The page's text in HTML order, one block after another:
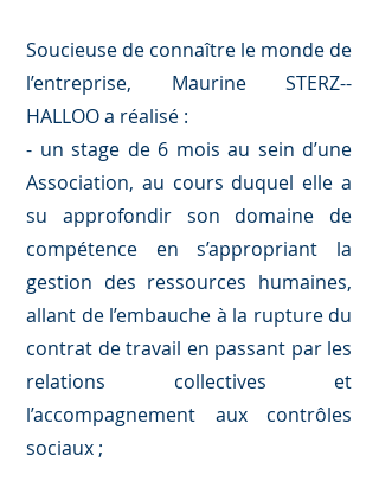
Soucieuse de connaître le monde de
l’entreprise, Maurine STERZ--
HALLOO a réalisé :
- un stage de 6 mois au sein d’une
Association, au cours duquel elle a
su approfondir son domaine de
compétence en s’appropriant la
gestion des ressources humaines,
allant de l’embauche à la rupture du
contrat de travail en passant par les
relations collectives et
l’accompagnement aux contrôles
sociaux ;